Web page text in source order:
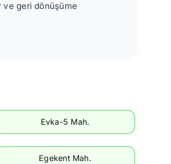
ve geri dönüşüme
Evka-5 Mah.
Egekent Mah.